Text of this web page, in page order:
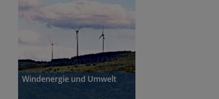
Windenergie und Umwelt